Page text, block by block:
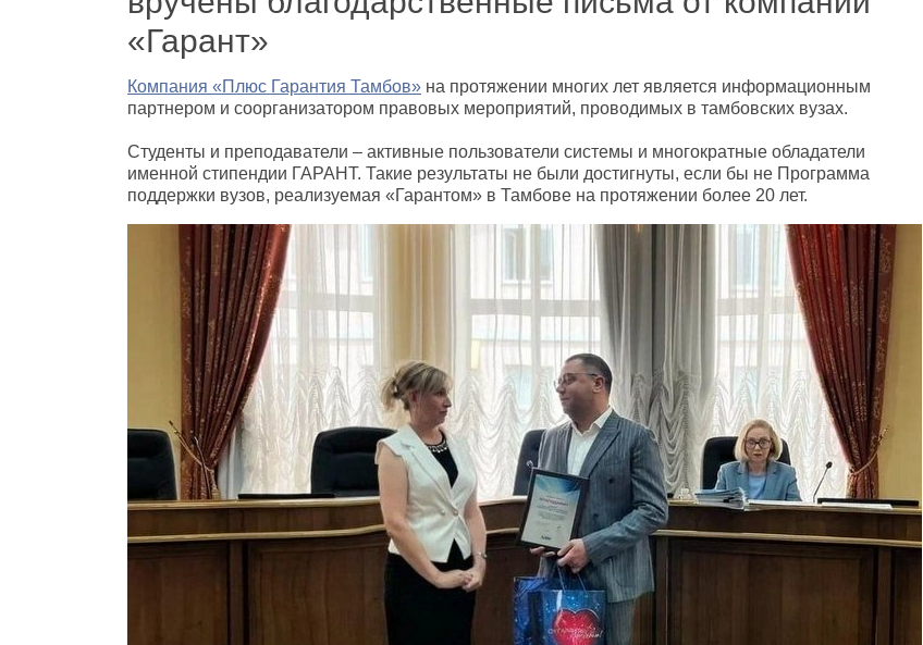
«Гарант»
Компания «Плюс Гарантия Тамбов» на протяжении многих лет является информационным
партнером и соорганизатором правовых мероприятий, проводимых в тамбовских вузах.
Студенты и преподаватели – активные пользователи системы и многократные обладатели
именной стипендии ГАРАНТ. Такие результаты не были достигнуты, если бы не Программа
поддержки вузов, реализуемая «Гарантом» в Тамбове на протяжении более 20 лет.